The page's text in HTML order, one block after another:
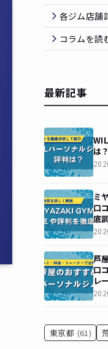
各ジム店舗
コラムを読
最新記事
は
ミ
口
底
芦
口
レ
東京都 (61)